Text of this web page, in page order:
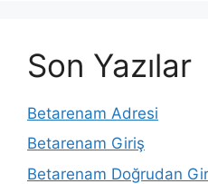
Son Yazılar
Betarenam Adresi
Betarenam Giriş
Betarenam Doğrudan